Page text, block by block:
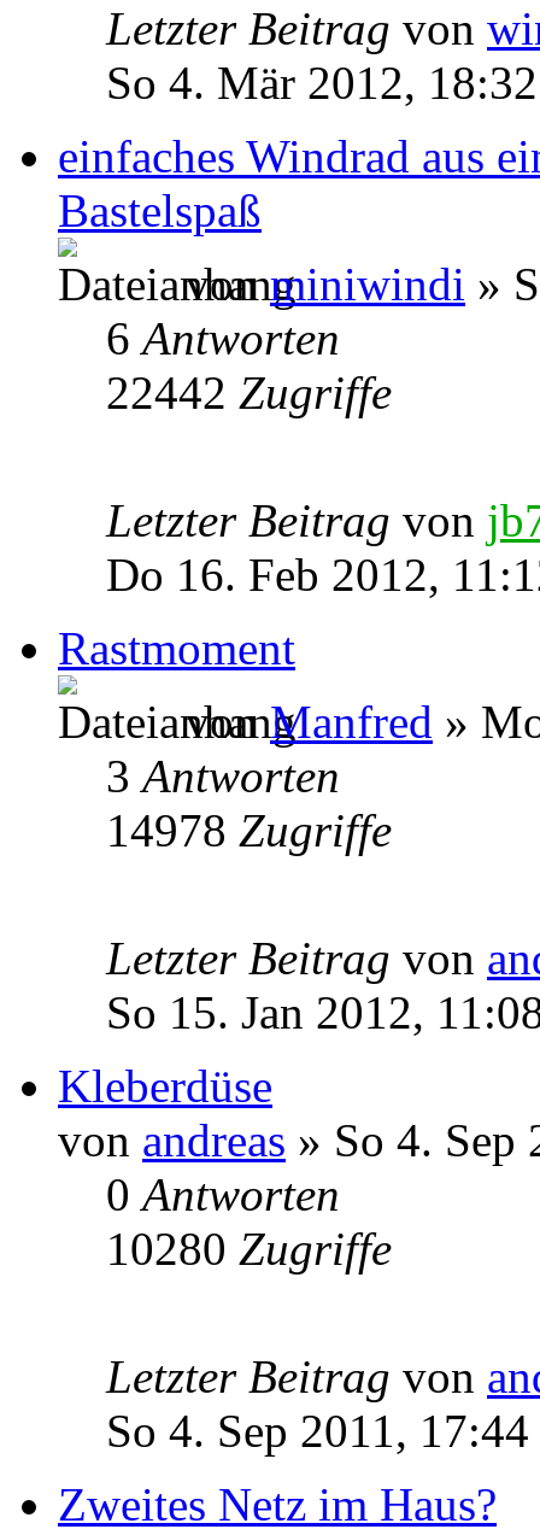
Letzter Beitrag von
So 4. Mär 2012, 18:32
einfaches Windrad aus
Bastelspaß
vonminiwindi »
6Antworten
22442 Zugriffe
Letzter Beitrag von
Do 16. Feb 2012,
Rastmoment
vonManfred »
3Antworten
14978 Zugriffe
Letzter Beitrag von
So 15. Jan 2012,
Kleberdüse
von andreas » So 4. Sep
0Antworten
10280 Zugriffe
Letzter Beitrag von
So 4. Sep 2011, 17:44
Zweites Netz im Haus?